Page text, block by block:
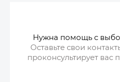
Нужна помощь с
Оставьте свои
проконсультирует вас